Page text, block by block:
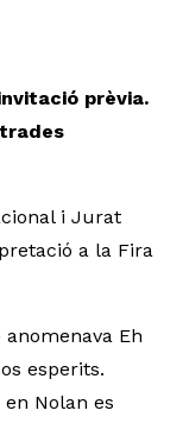
prèvia.
i Jurat
a la Fira
Eh
esperits.
Nolan es